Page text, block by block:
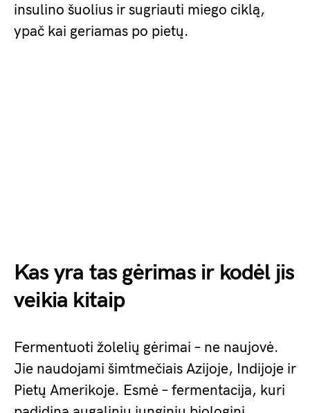
insulino šuolius ir sugriauti miego ciklą,
ypač kai geriamas po pietų.
Kas yra tas gėrimas ir kodėl jis
veikia kitaip
Fermentuoti žolelių gėrimai – ne naujovė.
Jie naudojami šimtmečiais Azijoje, Indijoje ir
Pietų Amerikoje. Esmė – fermentacija, kuri